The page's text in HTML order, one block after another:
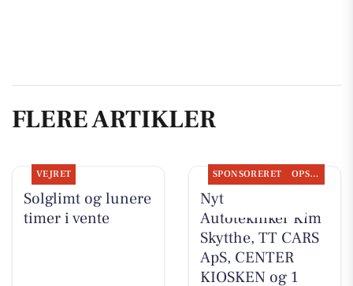
FLERE ARTIKLER
VEJRET
Solglimt og lunere
timer i vente
SPONSORERET OPSLAGSTAVLEN
Nyt fra
Autotekniker Kim
Skytthe, TT CARS
ApS, CENTER
KIOSKEN og 1